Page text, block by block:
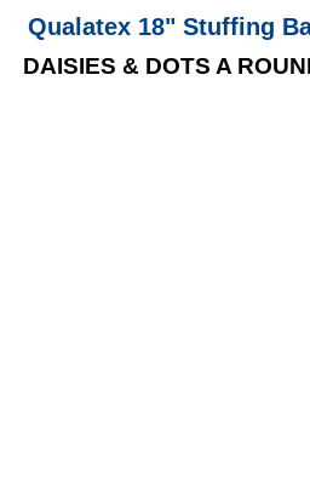
Qualatex 18" Stuffing
DAISIES & DOTS A